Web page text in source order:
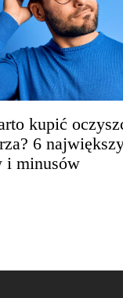
kupić
6
i minusów